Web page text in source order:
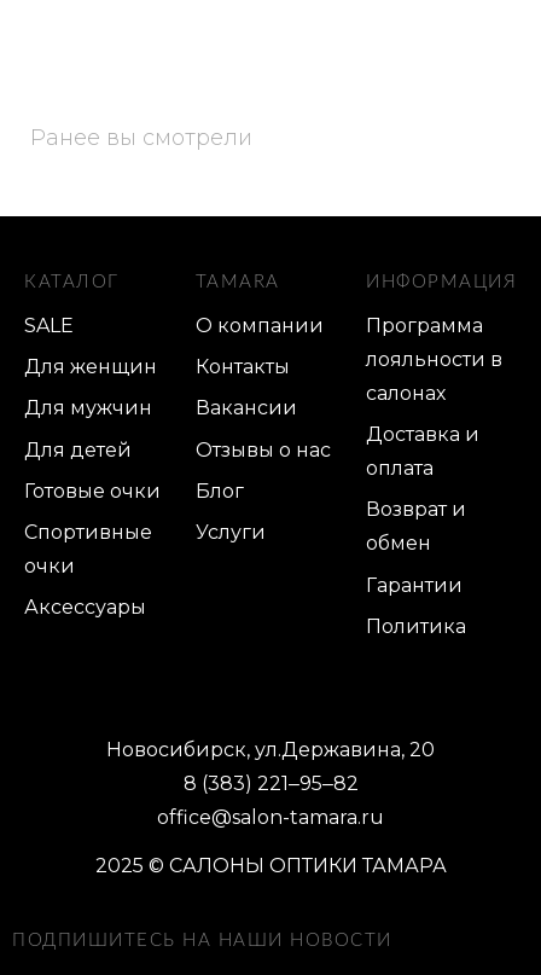
Ранее вы смотрели
КАТАЛОГ
SALE
Для женщин
Для мужчин
Для детей
Готовые очки
Спортивные
очки
Аксессуары
TAMARA
О компании
Контакты
Вакансии
Отзывы о нас
Блог
Услуги
ИНФОРМАЦИЯ
Программа
лояльности в
салонах
Доставка и
оплата
Возврат и
обмен
Гарантии
Политика
Новосибирск, ул.Державина, 20
8 (383) 221‒95‒82
office@salon-tamara.ru
2025 © САЛОНЫ ОПТИКИ ТАМАРА
ПОДПИШИТЕСЬ НА НАШИ НОВОСТИ